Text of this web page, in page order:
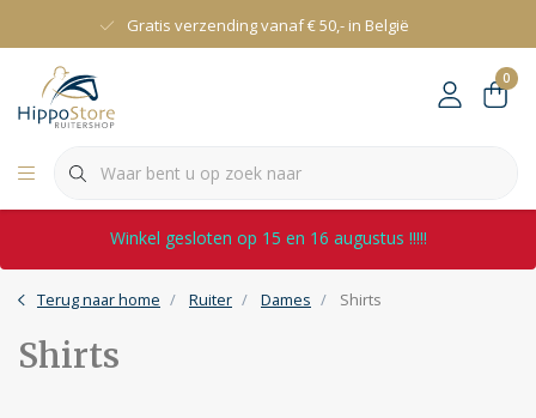
Gratis verzending vanaf € 50,- in België
0
Winkel gesloten op 15 en 16 augustus !!!!!
Terug naar home Ruiter Dames Shirts
Shirts